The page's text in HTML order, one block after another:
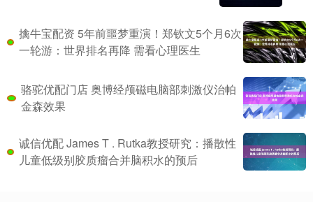
擒牛宝配资 5年前噩梦重演！郑钦文5个月6次
一轮游：世界排名再降 需看心理医生
骆驼优配门店 奥博经颅磁电脑部刺激仪治帕
金森效果
诚信优配 James T . Rutka教授研究：播散性
儿童低级别胶质瘤合并脑积水的预后